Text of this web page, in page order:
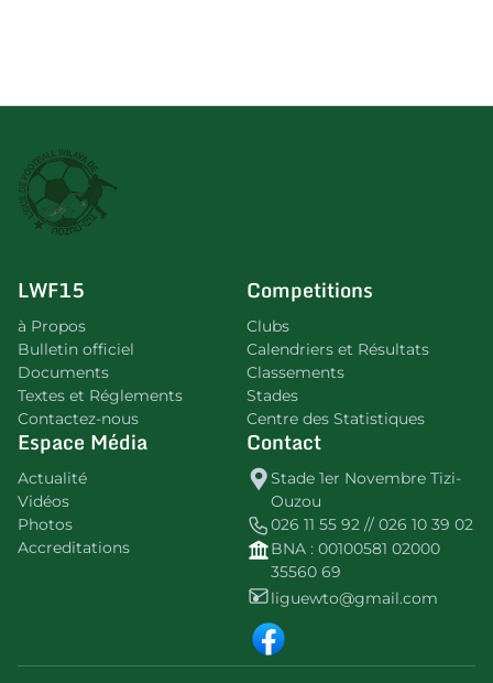
LWF15
à Propos
Bulletin officiel
Documents
Textes et Réglements
Contactez-nous
Competitions
Clubs
Calendriers et Résultats
Classements
Stades
Centre des Statistiques
Espace Média
Actualité
Vidéos
Photos
Accreditations
Contact
Stade 1er Novembre Tizi-
Ouzou
026 11 55 92 // 026 10 39 02
BNA : 00100581 02000
35560 69
liguewto@gmail.com